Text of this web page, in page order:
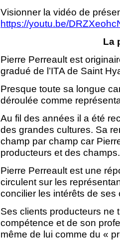
Visionner la vidéo de
https://youtu.be/
La
Pierre Perreault est
gradué de l’ITA de Saint
Presque toute sa longue
déroulée comme
Au fil des années il a été
des grandes cultures. Sa
champ par champ car
producteurs et des champs.
Pierre Perreault est une
circulent sur les
concilier les intérêts de
Ses clients producteurs ne
compétence et de son
même de lui comme du «